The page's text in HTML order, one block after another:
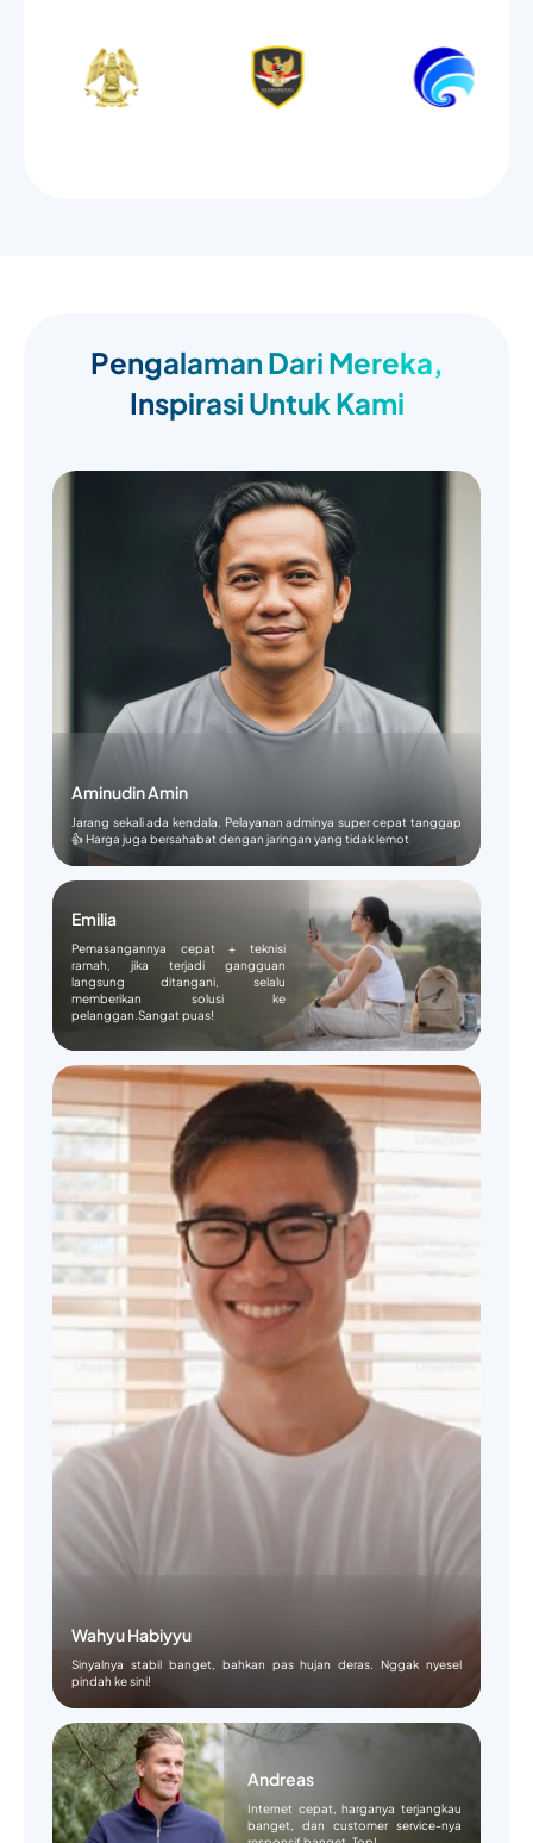
Pengalaman Dari Mereka,
Inspirasi Untuk Kami
Aminudin Amin
Jarang sekali ada kendala. Pelayanan adminya super cepat tanggap
👍 Harga juga bersahabat dengan jaringan yang tidak lemot
Emilia
Pemasangannya cepat + teknisi
ramah, jika terjadi gangguan
langsung ditangani, selalu
memberikan solusi ke
pelanggan.Sangat puas!
Wahyu Habiyyu
Sinyalnya stabil banget, bahkan pas hujan deras. Nggak nyesel
pindah ke sini!
Andreas
Internet cepat, harganya terjangkau
banget, dan customer service-nya